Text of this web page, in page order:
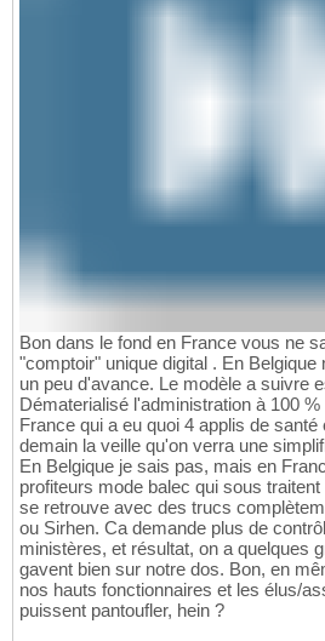
Bon dans le fond en France vous ne
"comptoir" unique digital . En
un peu d'avance. Le modèle a suivre
Dématerialisé l'administration à 100
France qui a eu quoi 4 applis de
demain la veille qu'on verra une
En Belgique je sais pas, mais en
profiteurs mode balec qui sous
se retrouve avec des trucs
ou Sirhen. Ca demande plus de
ministères, et résultat, on a quelques
gavent bien sur notre dos. Bon, en
nos hauts fonctionnaires et les élus/
puissent pantoufler, hein ?